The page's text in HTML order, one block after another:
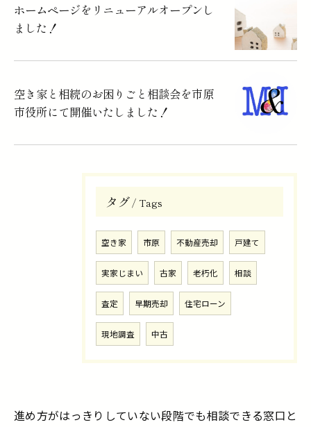
ホームページをリニューアルオープンし
ました！
空き家と相続のお困りごと相談会を市原
市役所にて開催いたしました！
タグ Tags
空き家 市原 不動産売却 戸建て
実家じまい 古家 老朽化 相談
査定 早期売却 住宅ローン
現地調査 中古
進め方がはっきりしていない段階でも相談できる窓口と